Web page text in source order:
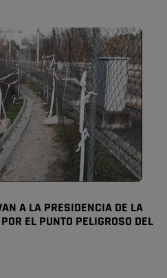
A LA PRESIDENCIA DE LA
EL PUNTO PELIGROSO DEL